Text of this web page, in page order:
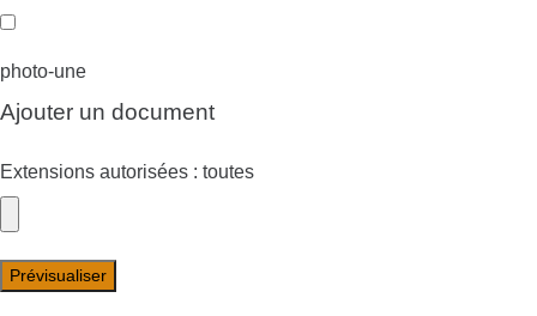
photo-une
Ajouter un document
Extensions autorisées : toutes